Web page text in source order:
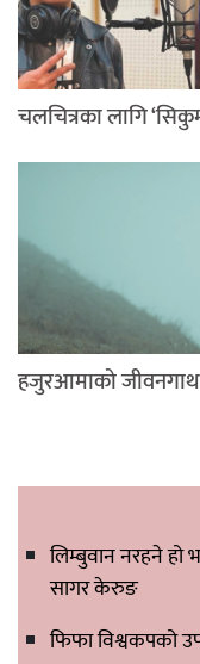
चलचित्रका लागि
हजुरआमाको
लिम्बुवान नरहने हो
सागर केरुङ
फिफा विश्वकपको